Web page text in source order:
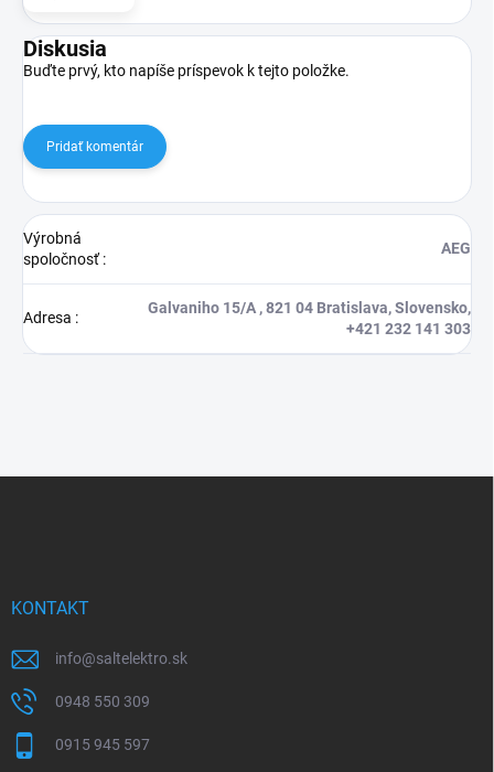
Diskusia
Buďte prvý, kto napíše príspevok k tejto položke.
Pridať komentár
Výrobná
spoločnosť:
AEG
Adresa :
Galvaniho 15/A , 821 04 Bratislava, Slovensko,
+421 232 141 303
KONTAKT
info@saltelektro.sk
0948 550 309
0915 945 597